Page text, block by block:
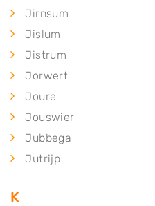
Jirnsum
Jislum
Jistrum
Jorwert
Joure
Jouswier
Jubbega
Jutrijp
K